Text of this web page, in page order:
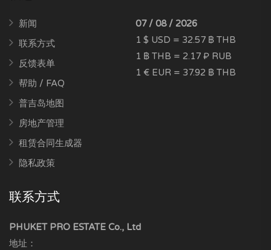
新闻
联系方式
反馈表单
帮助 / FAQ
普吉岛地图
房地产管理
租赁合同生成器
隐私政策
07 / 08 / 2026
1 $ USD = 32.57 ฿ THB
1 ฿ THB = 2.17 ₽ RUB
1 € EUR = 37.92 ฿ THB
联系方式
PHUKET PRO ESTATE Co., Ltd
地址：